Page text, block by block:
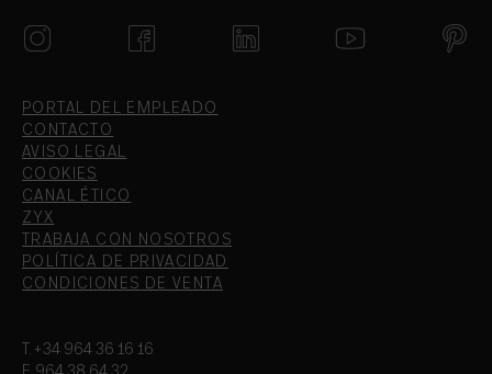
PORTAL DEL EMPLEADO
CONTACTO
AVISO LEGAL
COOKIES
CANAL ÉTICO
ZYX
TRABAJA CON NOSOTROS
POLÍTICA DE PRIVACIDAD
CONDICIONES DE VENTA
T.+34 964 36 16 16